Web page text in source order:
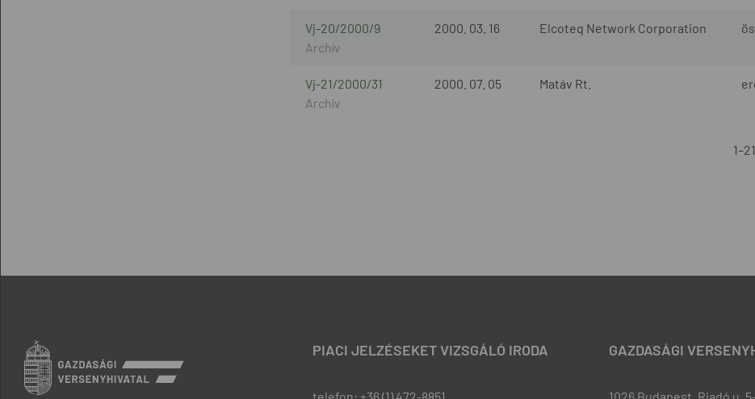
2000. 03. 16
Vj-20/2000/9 Elcoteq Network Corporation
2000. 07. 05
Vj-21/2000/31 Matáv Rt.
1–21
PIACI JELZÉSEKET VIZSGÁLÓ IRODA GAZDASÁGI